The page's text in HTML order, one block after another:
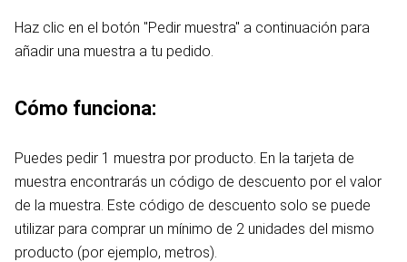
Haz clic en el botón "Pedir muestra" a continuación para
añadir una muestra a tu pedido.
Cómo funciona:
Puedes pedir 1 muestra por producto. En la tarjeta de
muestra encontrarás un código de descuento por el valor
de la muestra. Este código de descuento solo se puede
utilizar para comprar un mínimo de 2 unidades del mismo
producto (por ejemplo, metros).